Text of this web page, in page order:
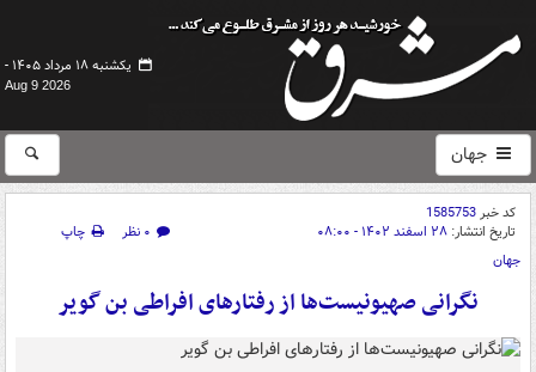
یکشنبه ۱۸ مرداد ۱۴۰۵ -
Aug 9 2026
جهان
کد خبر1585753
تاریخ انتشار: ۲۸ اسفند ۱۴۰۲ - ۰۸:۰۰ ۰ نظر
چاپ
جهان
نگرانی صهیونیست‌ها از رفتارهای افراطی بن گویر